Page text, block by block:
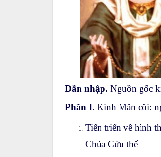
Dẫn nhập. Nguồn gốc
Phần I. Kinh Mân côi:
Tiến triển về hình
Chúa Cứu thế